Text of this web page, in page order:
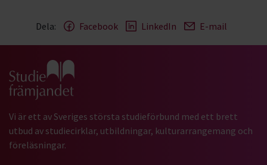
Dela: Facebook LinkedIn E-mail
Gå till studiefrämjandets startsida
Vi är ett av Sveriges största studieförbund med ett brett
utbud av studiecirklar, utbildningar, kulturarrangemang och
föreläsningar.